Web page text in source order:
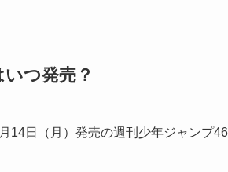
つ発売？
14日（月）発売の週刊少年ジャンプ